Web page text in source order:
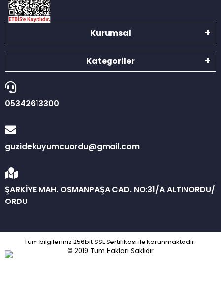
Kurumsal
Kategoriler
05342613300
guzidekuyumcuordu@gmail.com
ŞARKİYE MAH. OSMANPAŞA CAD. NO:31/A ALTINORDU/
ORDU
Tüm bilgileriniz 256bit SSL Sertifikası ile korunmaktadır.
© 2019 Tüm Hakları Saklıdır